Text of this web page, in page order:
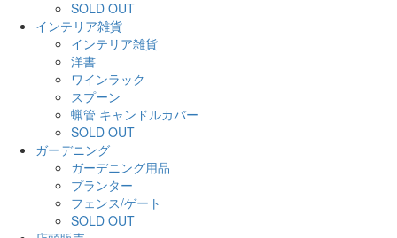
SOLD OUT
インテリア雑貨
インテリア雑貨
洋書
ワインラック
スプーン
蝋管 キャンドルカバー
SOLD OUT
ガーデニング
ガーデニング用品
プランター
フェンス/ゲート
SOLD OUT